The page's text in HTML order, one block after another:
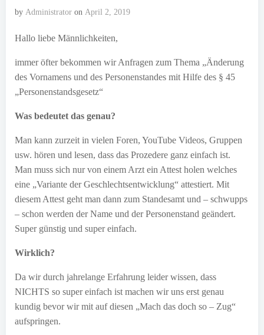
by Administrator on April 2, 2019
Hallo liebe Männlichkeiten,
immer öfter bekommen wir Anfragen zum Thema „Änderung
des Vornamens und des Personenstandes mit Hilfe des § 45
„Personenstandsgesetz“
Was bedeutet das genau?
Man kann zurzeit in vielen Foren, YouTube Videos, Gruppen
usw. hören und lesen, dass das Prozedere ganz einfach ist.
Man muss sich nur von einem Arzt ein Attest holen welches
eine „Variante der Geschlechtsentwicklung“ attestiert. Mit
diesem Attest geht man dann zum Standesamt und – schwupps
– schon werden der Name und der Personenstand geändert.
Super günstig und super einfach.
Wirklich?
Da wir durch jahrelange Erfahrung leider wissen, dass
NICHTS so super einfach ist machen wir uns erst genau
kundig bevor wir mit auf diesen „Mach das doch so – Zug“
aufspringen.